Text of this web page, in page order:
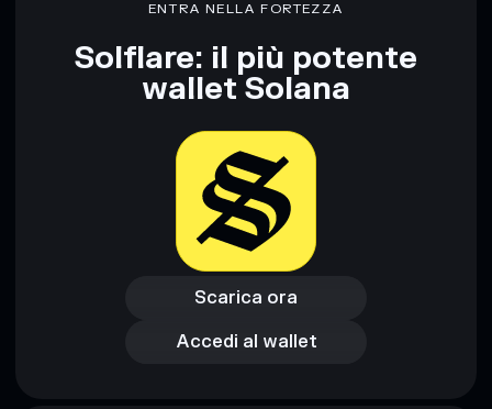
ENTRA NELLA FORTEZZA
Solflare: il più potente
wallet Solana
Scarica ora
Scarica ora
Accedi al wallet
Accedi al wallet